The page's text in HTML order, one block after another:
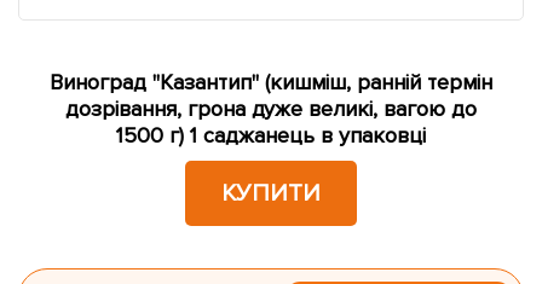
Виноград "Казантип" (кишміш, ранній термін
дозрівання, грона дуже великі, вагою до
1500 г) 1 саджанець в упаковці
КУПИТИ